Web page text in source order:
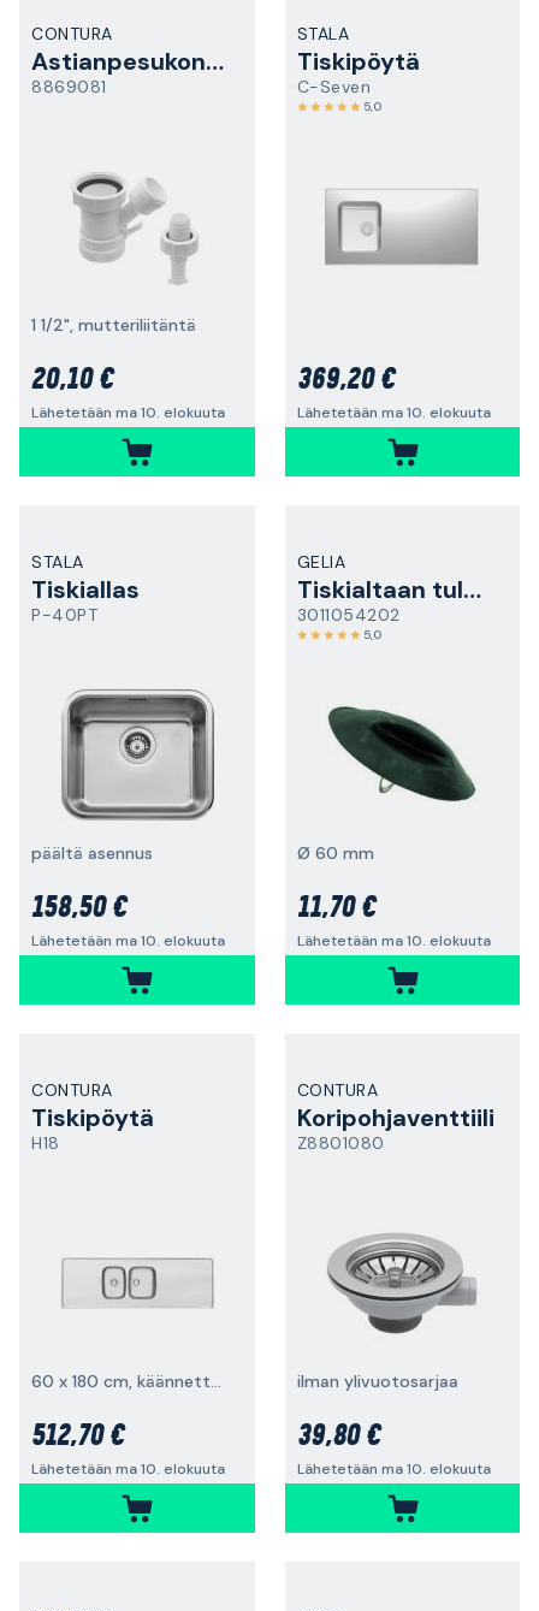
CONTURA
Astianpesukoneliitäntä
8869081
1 1/2", mutteriliitäntä
20,10 €
Lähetetään ma 10. elokuuta
STALA
Tiskipöytä
C-Seven
5,0
369,20 €
Lähetetään ma 10. elokuuta
STALA
Tiskiallas
P-40PT
päältä asennus
158,50 €
Lähetetään ma 10. elokuuta
GELIA
Tiskialtaan tulppa
3011054202
5,0
Ø 60 mm
11,70 €
Lähetetään ma 10. elokuuta
CONTURA
Tiskipöytä
H18
60 x 180 cm, käännettävä
512,70 €
Lähetetään ma 10. elokuuta
CONTURA
Koripohjaventtiili
Z8801080
ilman ylivuotosarjaa
39,80 €
Lähetetään ma 10. elokuuta